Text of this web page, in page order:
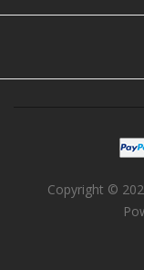
Copyright ©